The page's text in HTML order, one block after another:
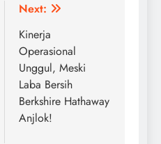
Next:
Kinerja
Operasional
Unggul, Meski
Laba Bersih
Berkshire Hathaway
Anjlok!